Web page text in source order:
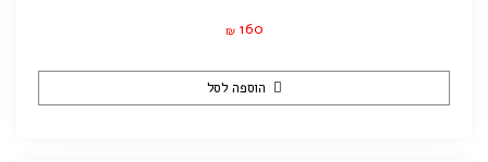
₪ 160
הוספה לסל